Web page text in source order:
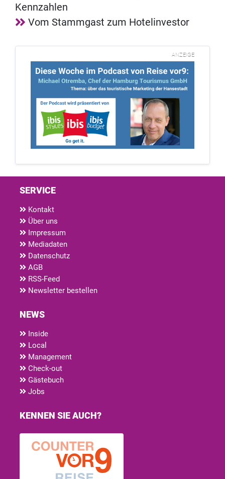
Kennzahlen
Vom Stammgast zum Hotelinvestor
ANZEIGE
SERVICE
Kontakt
Über uns
Impressum
Mediadaten
Datenschutz
AGB
RSS-Feed
Newsletter bestellen
NEWS
Inside
Local
Management
Check-out
Gästebuch
Jobs
KENNEN SIE AUCH?